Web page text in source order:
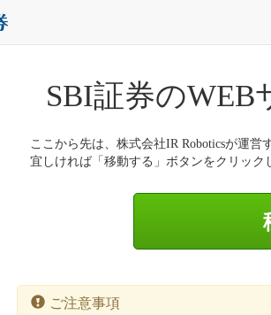
SBI証券の
ここから先は、株式会社IR Roboticsが運営
宜しければ「移動する」ボタンをクリック
ご注意事項